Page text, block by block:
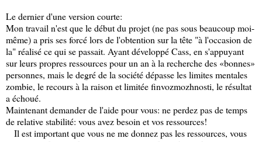
Le dernier d'une version courte:
Mon travail n'est que le début du projet (ne pas sous beaucoup moi-
même) a pris ses forcé lors de l'obtention sur la tête "à l'occasion de
la" réalisé ce qui se passait. Ayant développé Cass, en s'appuyant
sur leurs propres ressources pour un an à la recherche des «bonnes»
personnes, mais le degré de la société dépasse les limites mentales
zombie, le recours à la raison et limitée finvozmozhnosti, le résultat
a échoué.
Maintenant demander de l'aide pour vous: ne perdez pas de temps
de relative stabilité: vous avez besoin et vos ressources!
Il est important que vous ne me donnez pas les ressources, vous